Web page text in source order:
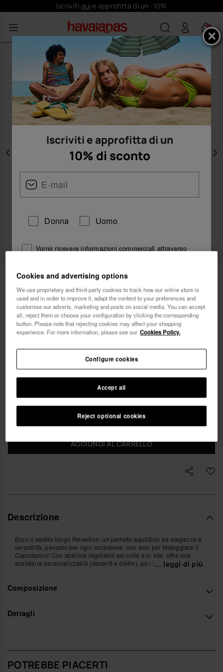
Iscriviti qui e approfitta di un -10%
0
Precedente
Havaianas Vestito Lungo Da Spiaggia
Reveillon
Spedizione gratuita. Ultimi giorni!
Seleziona la tua taglia
AGGIUNGI AL CARRELLO
Descrizione
Ecco il vestito lungo Réveillon, un perfetto equilibrio tra eleganza e
versatilità, pensato per ogni occasione, non solo per festeggiare il
Capodanno! Con spalline regolabili sul collo e in vita, offre due
scollature personalizzabili (davanti e dietro), adattandosi
comfort, è pratico e raffinato allo stesso tempo.
Un dettaglio speciale? Le spalline sono decorate con piccole
Perfetto per una festa estiva o un'uscita casual, questo vestito è la
scelta ideale per un look fresco e senza sforzo.
... leggi di più
Composizione
Dettagli
POTREBBE PIACERTI
Iscriviti e approfitta di un
10% di sconto
Donna Uomo
Vorrei ricevere informazioni commerciali attraverso
voglio un 10% di sconto
Cookies and advertising options
We use proprietary and third-party cookies to track how our online store is
used and in order to improve it, adapt the content to your preferences and
customise our adverts, marketing and posts on social media. You can accept
all, reject them or choose your configuration by clicking the corresponding
button. Please note that rejecting cookies may affect your shopping
experience. For more information, please see our Cookies Policy.
Reject optional cookies
Accept all
Configure cookies